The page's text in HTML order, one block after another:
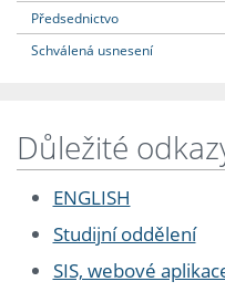
Předsednictvo
Schválená usnesení
Důležité
ENGLISH
Studijní oddělení
SIS, webové